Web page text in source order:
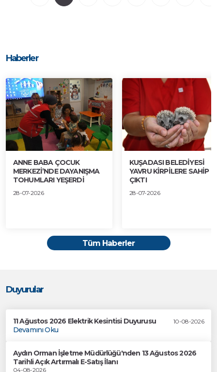
Haberler
ANNE BABA ÇOCUK
MERKEZİ’NDE DAYANIŞMA
TOHUMLARI YEŞERDİ
28-07-2026
KUŞADASI BELEDİYESİ
YAVRU KİRPİLERE SAHİP
ÇIKTI
28-07-2026
Tüm Haberler
Duyurular
11 Ağustos 2026 Elektrik Kesintisi Duyurusu 10-08-2026
Devamını Oku
Aydın Orman İşletme Müdürlüğü'nden 13 Ağustos 2026
Tarihli Açık Artırmalı E-Satış İlanı
04-08-2026